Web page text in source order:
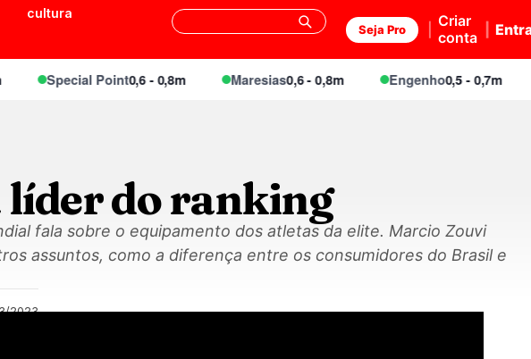
cultura
Seja Pro
Criar
conta
Special Point0,6 - 0,8m Maresias0,6 - 0,8m Engenho0,5 - 0,7m
do ranking
fala sobre o equipamento dos atletas da elite. Marcio Zouvi
assuntos, como a diferença entre os consumidores do Brasil e
2023